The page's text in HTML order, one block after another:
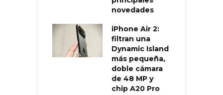
novedades
iPhone Air 2:
filtran una
Dynamic Island
más pequeña,
doble cámara
de 48 MP y
chip A20 Pro